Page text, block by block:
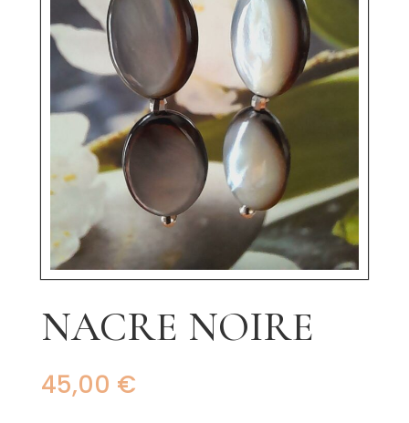
NACRE NOIRE
45,00 €